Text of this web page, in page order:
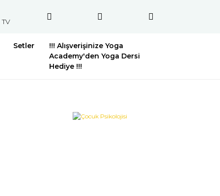
Setler
!!! Alışverişinize Yoga
Academy'den Yoga Dersi
Hediye !!!